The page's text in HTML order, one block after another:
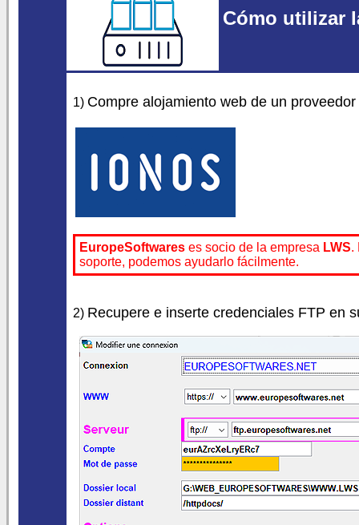
Cómo utilizar
1) Compre alojamiento web de un
EuropeSoftwares es socio de la empresa LWS.
soporte, podemos ayudarlo fácilmente.
2) Recupere e inserte credenciales FTP en